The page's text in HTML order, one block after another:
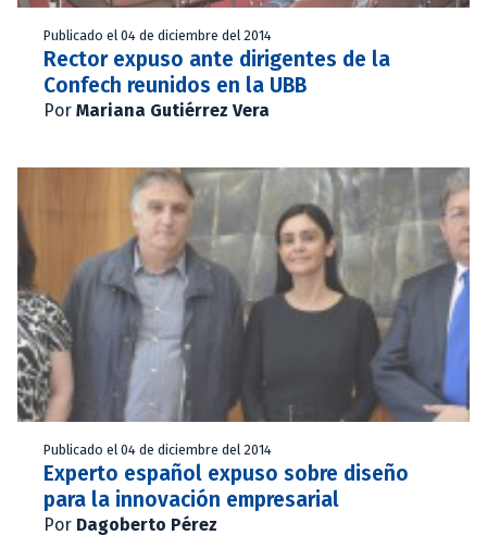
Publicado el 04 de diciembre del 2014
Rector expuso ante dirigentes de la
Confech reunidos en la UBB
Por Mariana Gutiérrez Vera
Publicado el 04 de diciembre del 2014
Experto español expuso sobre diseño
para la innovación empresarial
Por Dagoberto Pérez